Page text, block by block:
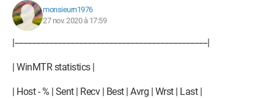
monsieurn1976
27 nov. 2020 à 17:59
|------------------------------------------------------------------------------------------|
| WinMTR statistics |
| Host - % | Sent | Recv | Best | Avrg | Wrst | Last |